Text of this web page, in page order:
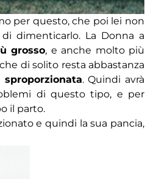
per questo, che poi lei non
dimenticarlo. La Donna a
grosso, e anche molto più
di solito resta abbastanza
. Quindi avrà
di questo tipo, e per
il parto.
e quindi la sua pancia,